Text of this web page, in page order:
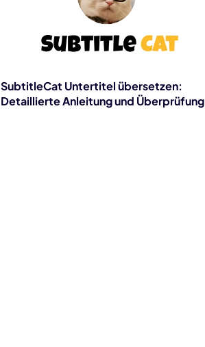
SubtitleCat Untertitel übersetzen:
Detaillierte Anleitung und Überprüfung